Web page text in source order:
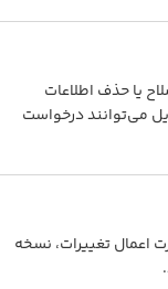
یا حذف اطلاعات
می‌توانند درخواست
اعمال تغییرات، نسخه